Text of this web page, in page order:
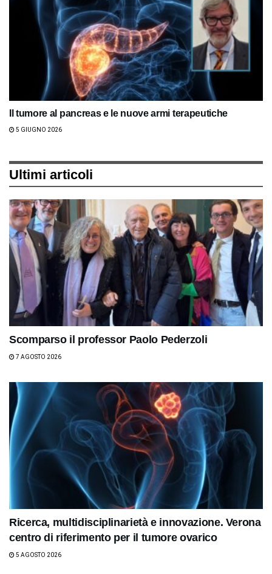
Il tumore al pancreas e le nuove armi terapeutiche
5 GIUGNO 2026
Ultimi articoli
Scomparso il professor Paolo Pederzoli
7 AGOSTO 2026
Ricerca, multidisciplinarietà e innovazione. Verona
centro di riferimento per il tumore ovarico
5 AGOSTO 2026